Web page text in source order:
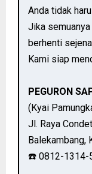
Anda tidak
Jika
berhenti
Kami siap
PEGURON
(Kyai
Jl. Raya
Balekambang,
☎️ 0812-1314-